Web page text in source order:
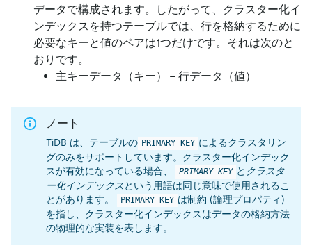
データで構成されます。したがって、クラスター化イ
ンデックスを持つテーブルでは、行を格納するために
必要なキーと値のペアは1つだけです。それは次のと
おりです。
主キーデータ（キー） - 行データ（値）
ノート
TiDB は、テーブルの PRIMARY KEY によるクラスタリン
グのみをサポートしています。クラスター化インデック
スが有効になっている場合、
PRIMARY KEY と クラスタ
ー化インデックスという用語は同じ意味で使用されるこ
とがあります。
PRIMARY KEY は制約 (論理プロパティ)
を指し、クラスター化インデックスはデータの格納方法
の物理的な実装を表します。